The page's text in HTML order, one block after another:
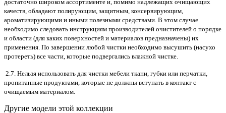
достаточно широком ассортименте и, помимо надлежащих очищающих
качеств, обладают полирующим, защитным, консервирующим,
ароматизирующими и иными полезными средствами. В этом случае
необходимо следовать инструкциям производителей очистителей о порядке
и области (для каких поверхностей и материалов предназначены) их
применения. По завершении любой чистки необходимо высушить (насухо
протереть) все части, которые подвергались влажной чистке.
2.7. Нельзя использовать для чистки мебели ткани, губки или перчатки,
пропитанные продуктами, которые не должны вступать в контакт с
очищаемым материалом.
Другие модели этой коллекции